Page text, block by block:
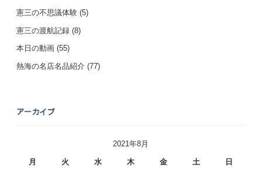
憲三の不思議体験 (5)
憲三の渡航記録 (8)
本日の動画 (55)
熱海の名店名品紹介 (77)
アーカイブ
2021年8月
月 火 水 木 金 土 日